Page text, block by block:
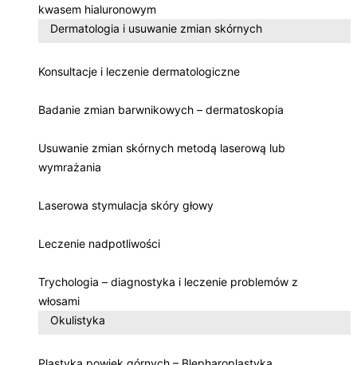
kwasem hialuronowym
Dermatologia i usuwanie zmian skórnych
Konsultacje i leczenie dermatologiczne
Badanie zmian barwnikowych – dermatoskopia
Usuwanie zmian skórnych metodą laserową lub
wymrażania
Laserowa stymulacja skóry głowy
Leczenie nadpotliwości
Trychologia – diagnostyka i leczenie problemów z
włosami
Okulistyka